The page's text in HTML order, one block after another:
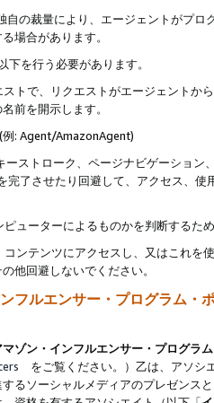
自の裁量により、エージェントがプ
場合があります。
下を行う必要があります。
トで、リクエストがエージェントか
前を開示します。
: Agent/AmazonAgent)
ーストローク、ページナビゲーショ
完了させたり回避して、アクセス、
ューターによるものかを判断するた
ンテンツにアクセスし、又はこれ
他回避しないでください。
フルエンサー・プログラム・
マゾン・インフルエンサー・プログラム
をご覧ください。）乙は、アソシ
るソーシャルメディアのプレゼンス